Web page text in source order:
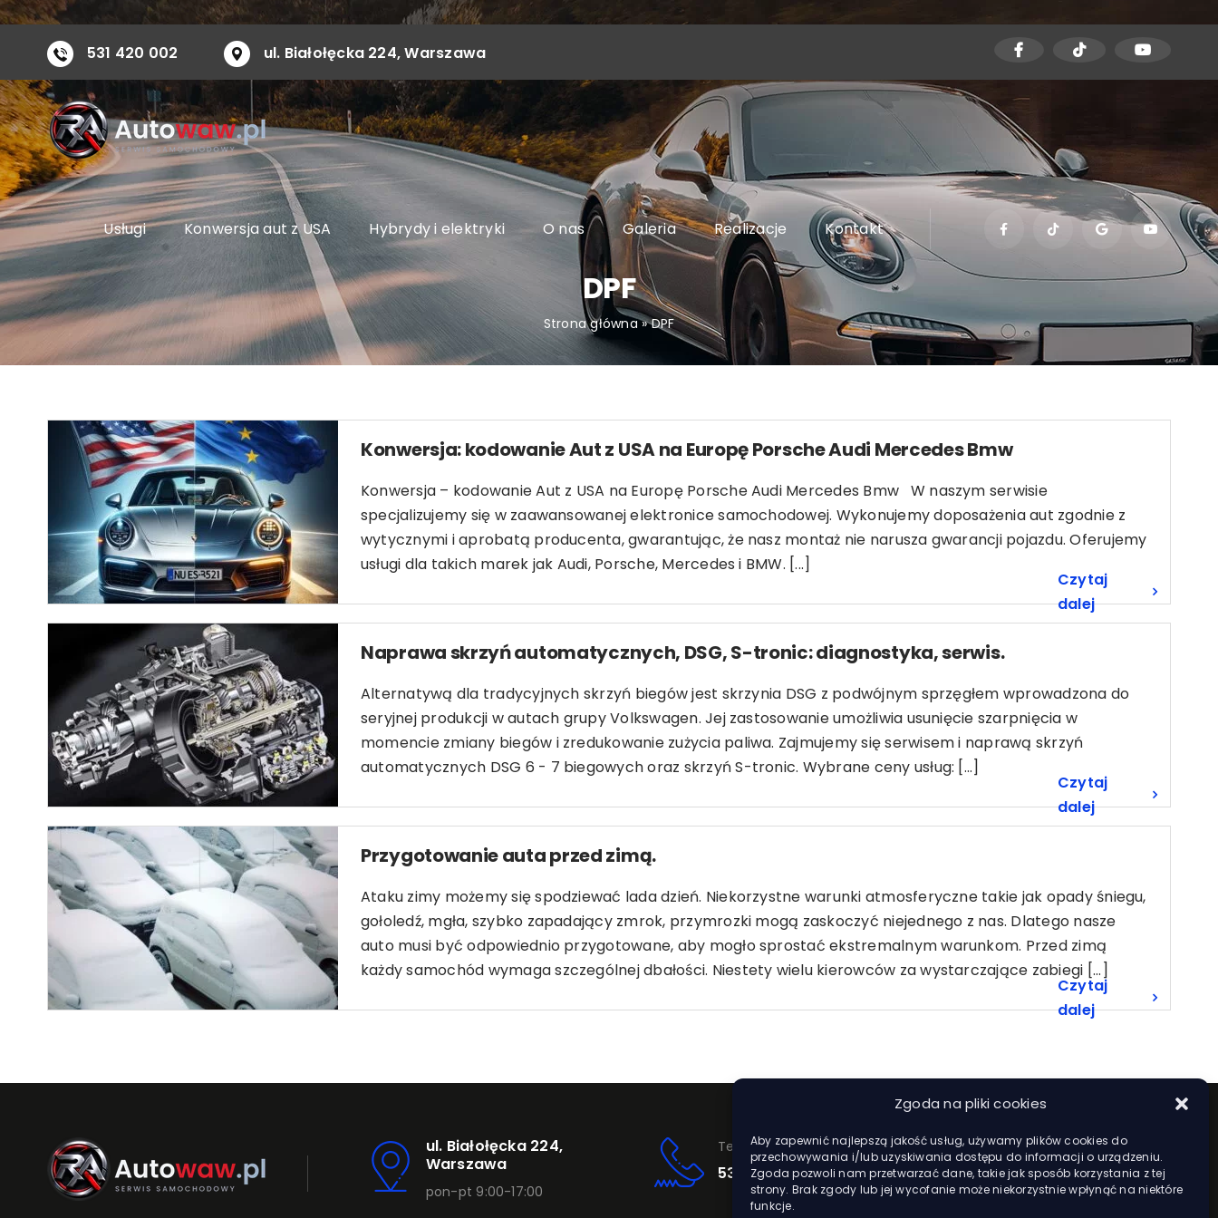
Zgoda na pliki cookies
Aby zapewnić najlepszą jakość usług, używamy plików cookies do
przechowywania i/lub uzyskiwania dostępu do informacji o urządzeniu.
Zgoda pozwoli nam przetwarzać dane, takie jak sposób korzystania z tej
strony. Brak zgody lub jej wycofanie może niekorzystnie wpłynąć na niektóre
funkcje.
Przejdź
zawartości
531 420 002 ul. Białołęcka 224, Warszawa
Usługi Konwersja aut z USA Hybrydy i elektryki O nas Galeria Realizacje Kontakt
DPF
Strona główna»DPF
Konwersja: kodowanie Aut z USA na Europę Porsche Audi Mercedes Bmw
Konwersja – kodowanie Aut z USA na Europę Porsche Audi Mercedes Bmw W naszym serwisie
specjalizujemy się w zaawansowanej elektronice samochodowej. Wykonujemy doposażenia aut zgodnie z
wytycznymi i aprobatą producenta, gwarantując, że nasz montaż nie narusza gwarancji pojazdu. Oferujemy
usługi dla takich marek jak Audi, Porsche, Mercedes i BMW. [...]
Czytaj
dalej
Naprawa skrzyń automatycznych, DSG, S-tronic: diagnostyka, serwis.
Alternatywą dla tradycyjnych skrzyń biegów jest skrzynia DSG z podwójnym sprzęgłem wprowadzona do
seryjnej produkcji w autach grupy Volkswagen. Jej zastosowanie umożliwia usunięcie szarpnięcia w
momencie zmiany biegów i zredukowanie zużycia paliwa. Zajmujemy się serwisem i naprawą skrzyń
automatycznych DSG 6 - 7 biegowych oraz skrzyń S-tronic. Wybrane ceny usług: [...]
Czytaj
dalej
Przygotowanie auta przed zimą.
Ataku zimy możemy się spodziewać lada dzień. Niekorzystne warunki atmosferyczne takie jak opady śniegu,
gołoledź, mgła, szybko zapadający zmrok, przymrozki mogą zaskoczyć niejednego z nas. Dlatego nasze
auto musi być odpowiednio przygotowane, aby mogło sprostać ekstremalnym warunkom. Przed zimą
każdy samochód wymaga szczególnej dbałości. Niestety wielu kierowców za wystarczające zabiegi [...]
Czytaj
dalej
ul. Białołęcka 224,
Warszawa
pon-pt 9:00-17:00
Telefon
531 420 002